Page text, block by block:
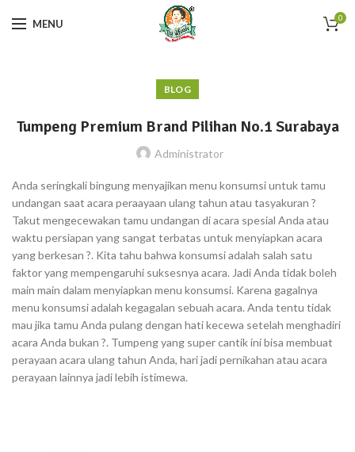
MENU 0
BLOG
Tumpeng Premium Brand Pilihan No.1 Surabaya
Administrator
Anda seringkali bingung menyajikan menu konsumsi untuk tamu
undangan saat acara peraayaan ulang tahun atau tasyakuran ?
Takut mengecewakan tamu undangan di acara spesial Anda atau
waktu persiapan yang sangat terbatas untuk menyiapkan acara
yang berkesan ?. Kita tahu bahwa konsumsi adalah salah satu
faktor yang mempengaruhi suksesnya acara. Jadi Anda tidak boleh
main main dalam menyiapkan menu konsumsi. Karena gagalnya
menu konsumsi adalah kegagalan sebuah acara. Anda tentu tidak
mau jika tamu Anda pulang dengan hati kecewa setelah menghadiri
acara Anda bukan ?. Tumpeng yang super cantik ini bisa membuat
perayaan acara ulang tahun Anda, hari jadi pernikahan atau acara
perayaan lainnya jadi lebih istimewa.